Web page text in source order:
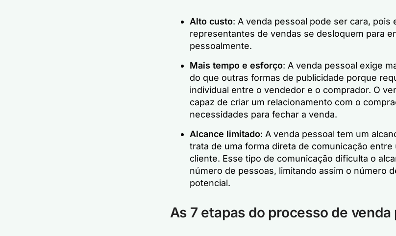
Alto custo: A venda pessoal pode ser cara, pois
representantes de vendas se desloquem para
pessoalmente.
Mais tempo e esforço: A venda pessoal exige
do que outras formas de publicidade porque
individual entre o vendedor e o comprador. O
capaz de criar um relacionamento com o
necessidades para fechar a venda.
Alcance limitado: A venda pessoal tem um
trata de uma forma direta de comunicação
cliente. Esse tipo de comunicação dificulta o
número de pessoas, limitando assim o número
potencial.
As 7 etapas do processo de venda